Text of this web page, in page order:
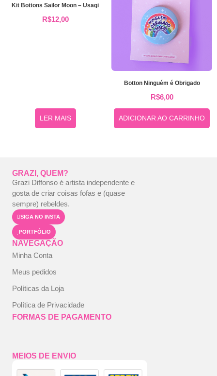
Kit Bottons Sailor Moon – Usagi
R$12,00
LER MAIS
Botton Ninguém é Obrigado
R$6,00
ADICIONAR AO CARRINHO
GRAZI, QUEM?
Grazi Diffonso é artista independente e
gosta de criar coisas fofas e (quase
sempre) rebeldes.
SIGA NO INSTA
PORTFÓLIO
NAVEGAÇÃO
Minha Conta
Meus pedidos
Políticas da Loja
Política de Privacidade
FORMAS DE PAGAMENTO
MEIOS DE ENVIO